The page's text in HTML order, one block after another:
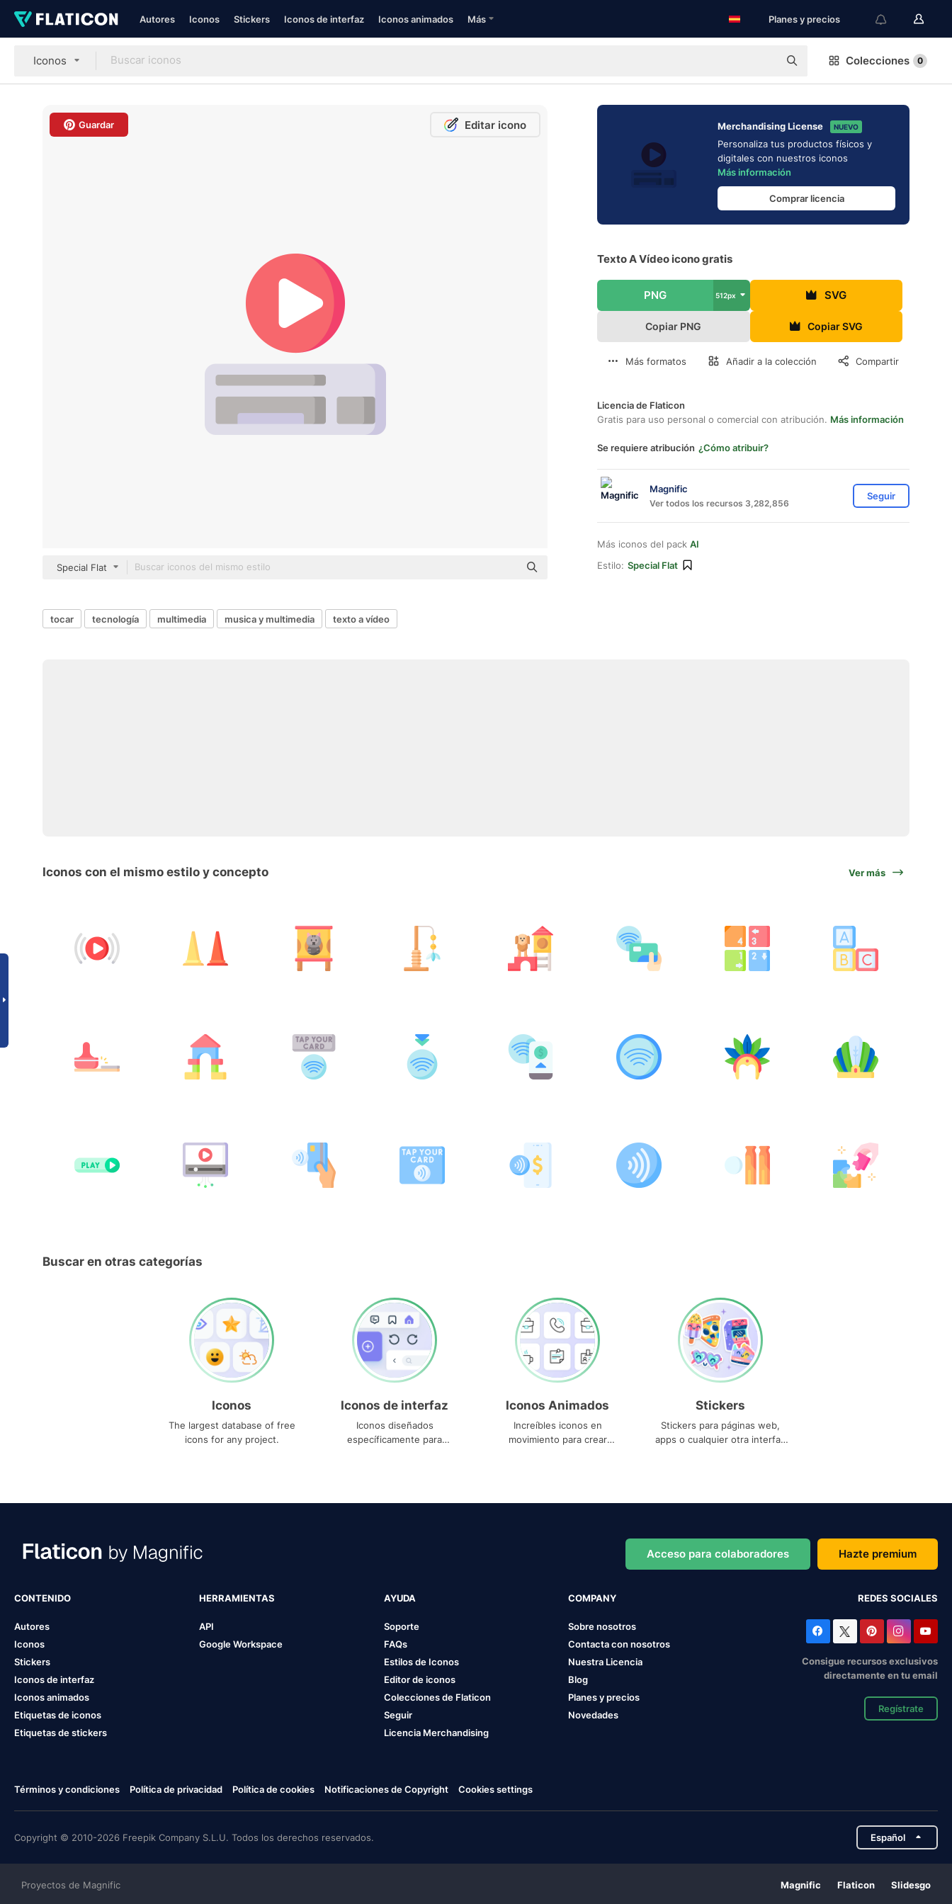
Autores Iconos Stickers Iconos de interfaz Iconos animados Más Planes y precios
Iconos Colecciones 0
Guardar Editar icono
Special Flat
Merchandising License NUEVO
Personaliza tus productos físicos y
digitales con nuestros iconos
Más información
Comprar licencia
Texto A Vídeo icono gratis
PNG 512px SVG
Copiar PNG Copiar SVG
Más formatos Añadir a la colección Compartir
Licencia de Flaticon
Gratis para uso personal o comercial con atribución. Más información
Se requiere atribución ¿Cómo atribuir?
Magnific
Ver todos los recursos 3,282,856
Seguir
Más iconos del pack AI
Estilo: Special Flat
tocar tecnología multimedia musica y multimedia texto a vídeo
Iconos con el mismo estilo y concepto Ver más
Buscar en otras categorías
Iconos
The largest database of free
icons for any project.
Iconos de interfaz
Iconos diseñados
específicamente para
Iconos Animados
Increíbles iconos en
movimiento para crear
Stickers
Stickers para páginas web,
apps o cualquier otra interfaz
Acceso para colaboradores Hazte premium
CONTENIDO
Autores
Iconos
Stickers
Iconos de interfaz
Iconos animados
Etiquetas de iconos
Etiquetas de stickers
HERRAMIENTAS
API
Google Workspace
AYUDA
Soporte
FAQs
Estilos de Iconos
Editor de iconos
Colecciones de Flaticon
Seguir
Licencia Merchandising
COMPANY
Sobre nosotros
Contacta con nosotros
Nuestra Licencia
Blog
Planes y precios
Novedades
REDES SOCIALES
Consigue recursos exclusivos
directamente en tu email
Regístrate
Términos y condiciones Política de privacidad Política de cookies Notificaciones de Copyright Cookies settings
Copyright © 2010-2026 Freepik Company S.L.U. Todos los derechos reservados. Español
Proyectos de Magnific Magnific Flaticon Slidesgo